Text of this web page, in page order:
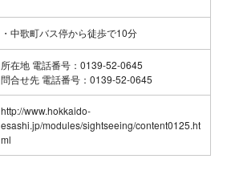
・中歌町バス停から徒歩で10分
所在地 電話番号：0139-52-0645
問合せ先 電話番号：0139-52-0645
http://www.hokkaido-
esashi.jp/modules/sightseeing/content0125.ht
ml